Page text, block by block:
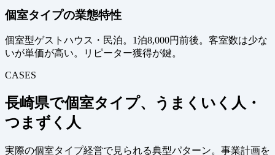
個室タイプの業態特性
個室型ゲストハウス・民泊。1泊8,000円前後。客室数は少な
いが単価が高い。リピーター獲得が鍵。
CASES
長崎県で個室タイプ、うまくいく人・
つまずく人
実際の個室タイプ経営で見られる典型パターン。事業計画を